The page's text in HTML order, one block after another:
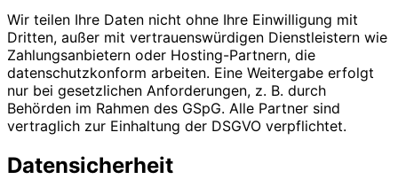
Wir teilen Ihre Daten nicht ohne Ihre Einwilligung mit
Dritten, außer mit vertrauenswürdigen Dienstleistern wie
Zahlungsanbietern oder Hosting-Partnern, die
datenschutzkonform arbeiten. Eine Weitergabe erfolgt
nur bei gesetzlichen Anforderungen, z. B. durch
Behörden im Rahmen des GSpG. Alle Partner sind
vertraglich zur Einhaltung der DSGVO verpflichtet.
Datensicherheit